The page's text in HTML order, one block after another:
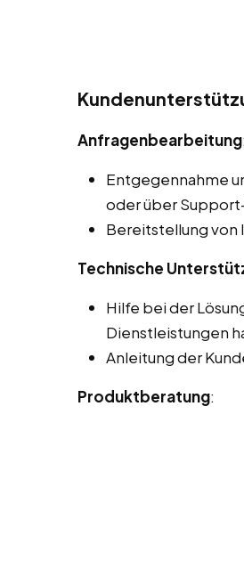
Anfragenbearbeitung:
Entgegennahme
oder über
Bereitstellung von
Technische
Hilfe bei der
Dienstleistungen
Anleitung der
Produktberatung: